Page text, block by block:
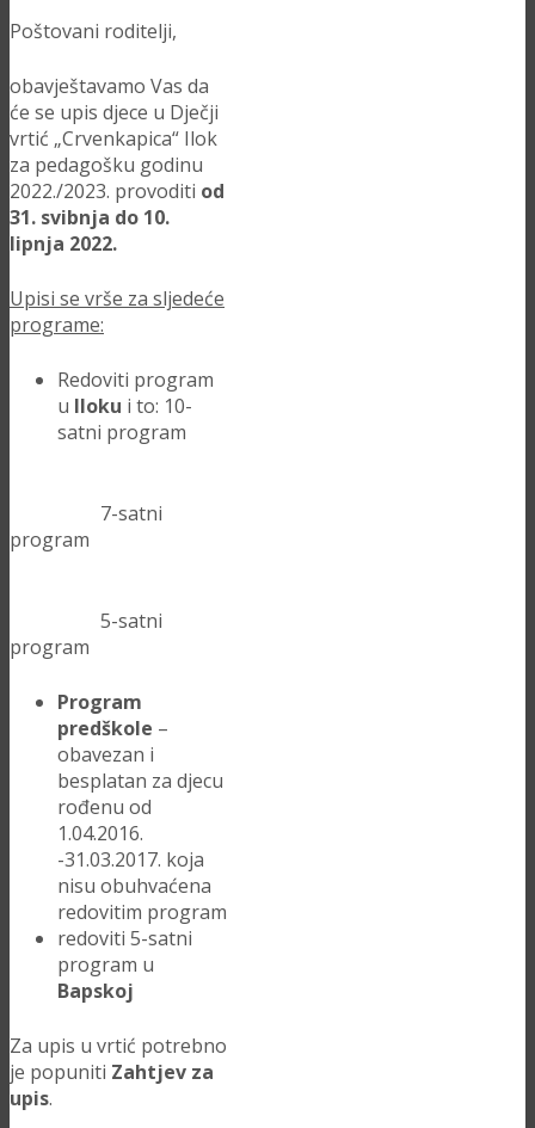
Poštovani roditelji,
obavještavamo Vas da
će se upis djece u Dječji
vrtić „Crvenkapica“ Ilok
za pedagošku godinu
2022./2023. provoditi od
31. svibnja do 10.
lipnja 2022.
Upisi se vrše za sljedeće
programe:
Redoviti program
u Iloku i to: 10-
satni program
7-satni
program
5-satni
program
Program
predškole –
obavezan i
besplatan za djecu
rođenu od
1.04.2016.
-31.03.2017. koja
nisu obuhvaćena
redovitim program
redoviti 5-satni
program u
Bapskoj
Za upis u vrtić potrebno
je popuniti Zahtjev za
upis.